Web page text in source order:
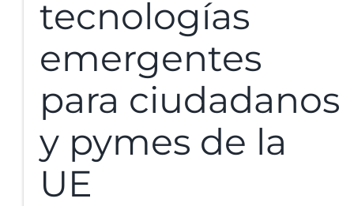
tecnologías
emergentes
para ciudadanos
y pymes de la
UE